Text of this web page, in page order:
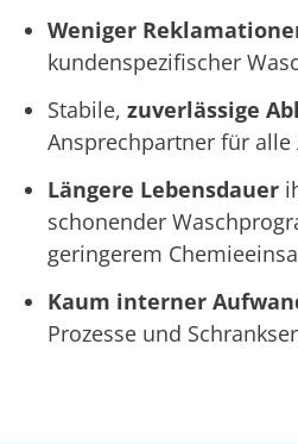
Weniger
kundenspezifischer
Stabile, zuverlässige
Ansprechpartner für alle
Längere Lebensdauer
schonender
geringerem
Kaum interner
Prozesse und